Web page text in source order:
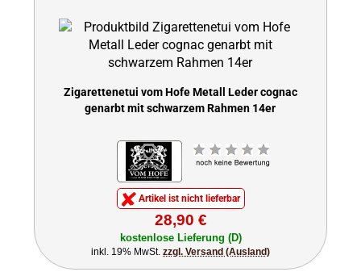
Zigarettenetui vom Hofe Metall Leder cognac
genarbt mit schwarzem Rahmen 14er
Artikel ist nicht lieferbar
28,90 €
kostenlose Lieferung (D)
inkl. 19% MwSt. zzgl. Versand (Ausland)